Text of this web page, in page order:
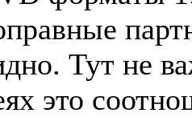
Тут не
это